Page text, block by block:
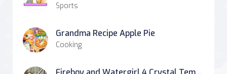
Sports
Grandma Recipe Apple Pie
Cooking